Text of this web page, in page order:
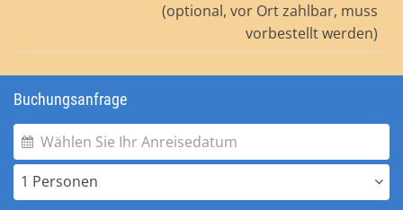
(optional, vor Ort zahlbar, muss
vorbestellt werden)
Buchungsanfrage
1 Personen